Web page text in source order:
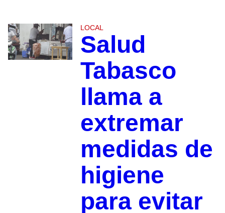
LOCAL
Salud
Tabasco
llama a
extremar
medidas de
higiene
para evitar